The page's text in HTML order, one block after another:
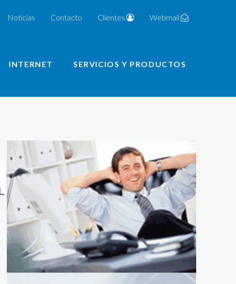
INTERNET SERVICIOS Y PRODUCTOS
Noticias Contacto Clientes Webmail